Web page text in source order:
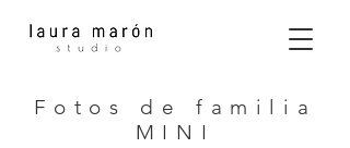
Fotos de familia
MINI